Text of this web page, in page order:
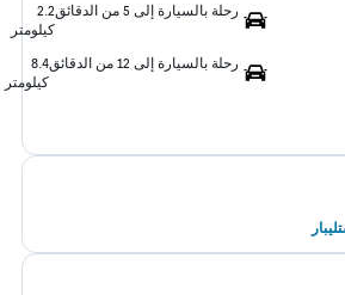
رحلة بالسيارة إلى 5 من الدقائق
2.2
كيلومتر
رحلة بالسيارة إلى 12 من الدقائق
8.4
كيلومتر